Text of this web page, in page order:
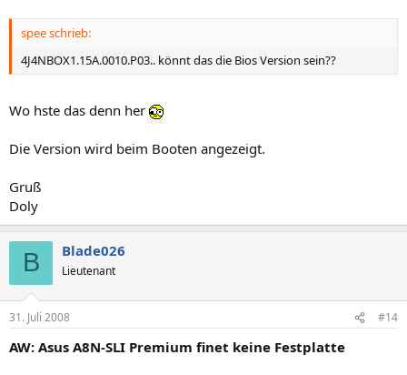
spee schrieb:
4J4NBOX1.15A.0010.P03.. könnt das die Bios Version sein??
Wo hste das denn her
Die Version wird beim Booten angezeigt.
Gruß
Doly
B Blade026
Lieutenant
31. Juli 2008 #14
AW: Asus A8N-SLI Premium finet keine Festplatte